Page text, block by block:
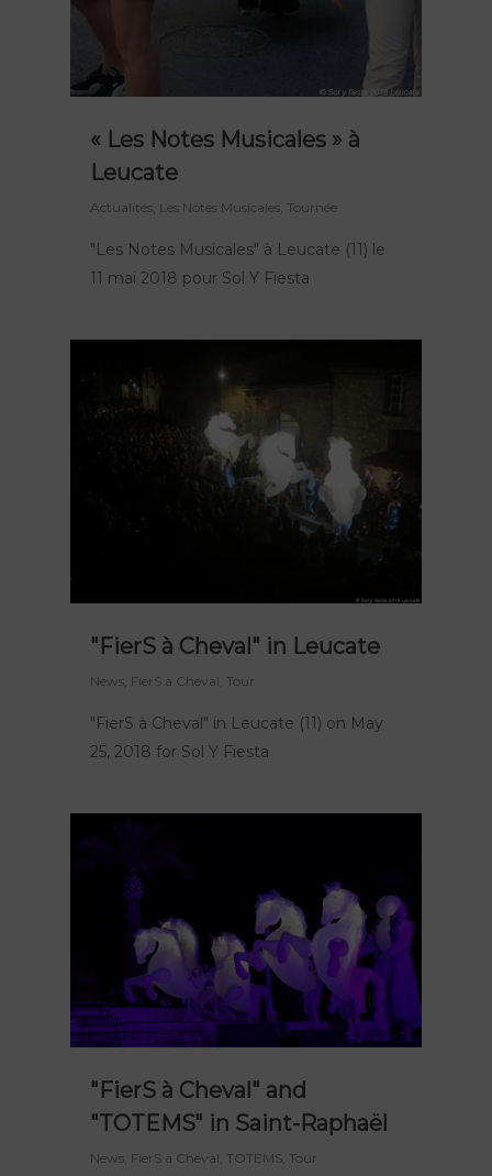
« Les Notes Musicales » à
Leucate
Actualités Les Notes Musicales Tournée
"Les Notes Musicales" à Leucate (11) le
11 mai 2018 pour Sol Y Fiesta
"FierS à Cheval" in Leucate
News FierS à Cheval Tour
"FierS à Cheval" in Leucate (11) on May
25, 2018 for Sol Y Fiesta
"FierS à Cheval" and
"TOTEMS" in Saint-Raphaël
News FierS à Cheval TOTEMS Tour